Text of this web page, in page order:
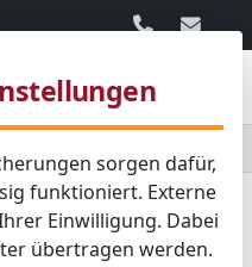
06103 / 30
sorgen dafür,
funktioniert. Externe
Einwilligung. Dabei
übertragen werden.